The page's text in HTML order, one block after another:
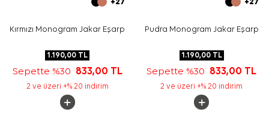
+27
Kırmızı Monogram Jakar Eşarp
1.190,00 TL
Sepette %30 833,00 TL
2 ve üzeri +% 20 indirim
+27
Pudra Monogram Jakar Eşarp
1.190,00TL
Sepette %30 833,00 TL
2 ve üzeri +% 20 indirim